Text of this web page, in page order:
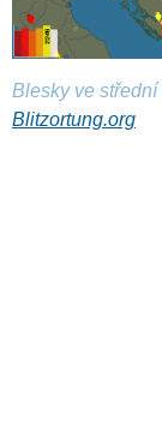
Blesky ve
Blitzortung.org